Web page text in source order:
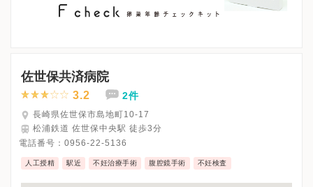
佐世保共済病院
3.2 2件
長崎県佐世保市島地町10-17
松浦鉄道 佐世保中央駅 徒歩3分
電話番号： 0956-22-5136
人工授精 駅近 不妊治療手術 腹腔鏡手術 不妊検査